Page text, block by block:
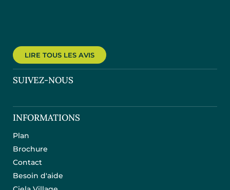
LIRE TOUS LES AVIS
SUIVEZ-NOUS
INFORMATIONS
Plan
Brochure
Contact
Besoin d'aide